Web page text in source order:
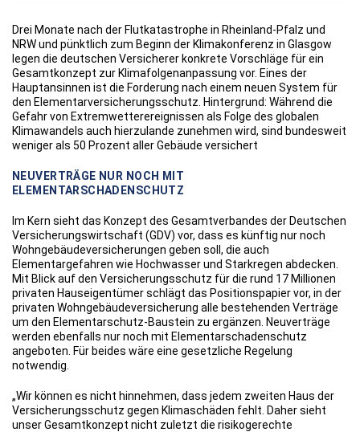
Drei Monate nach der Flutkatastrophe in Rheinland-Pfalz und
NRW und pünktlich zum Beginn der Klimakonferenz in Glasgow
legen die deutschen Versicherer konkrete Vorschläge für ein
Gesamtkonzept zur Klimafolgenanpassung vor. Eines der
Hauptansinnen ist die Forderung nach einem neuen System für
den Elementarversicherungsschutz. Hintergrund: Während die
Gefahr von Extremwetterereignissen als Folge des globalen
Klimawandels auch hierzulande zunehmen wird, sind bundesweit
weniger als 50 Prozent aller Gebäude versichert
NEUVERTRÄGE NUR NOCH MIT
ELEMENTARSCHADENSCHUTZ
Im Kern sieht das Konzept des Gesamtverbandes der Deutschen
Versicherungswirtschaft (GDV) vor, dass es künftig nur noch
Wohngebäudeversicherungen geben soll, die auch
Elementargefahren wie Hochwasser und Starkregen abdecken.
Mit Blick auf den Versicherungsschutz für die rund 17 Millionen
privaten Hauseigentümer schlägt das Positionspapier vor, in der
privaten Wohngebäudeversicherung alle bestehenden Verträge
um den Elementarschutz-Baustein zu ergänzen. Neuverträge
werden ebenfalls nur noch mit Elementarschadenschutz
angeboten. Für beides wäre eine gesetzliche Regelung
notwendig.
„Wir können es nicht hinnehmen, dass jedem zweiten Haus der
Versicherungsschutz gegen Klimaschäden fehlt. Daher sieht
unser Gesamtkonzept nicht zuletzt die risikogerechte